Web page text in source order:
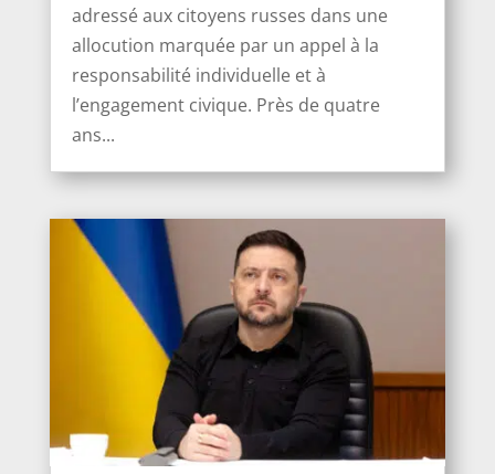
adressé aux citoyens russes dans une
allocution marquée par un appel à la
responsabilité individuelle et à
l’engagement civique. Près de quatre
ans...